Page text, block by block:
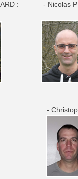
: -
: - Christophe